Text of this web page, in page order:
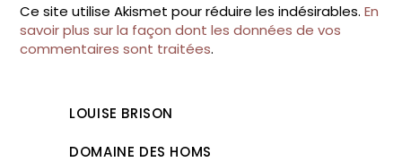
Ce site utilise Akismet pour réduire les indésirables.En
savoir plus sur la façon dont les données de vos
commentaires sont traitées.
LOUISE BRISON
DOMAINE DES HOMS